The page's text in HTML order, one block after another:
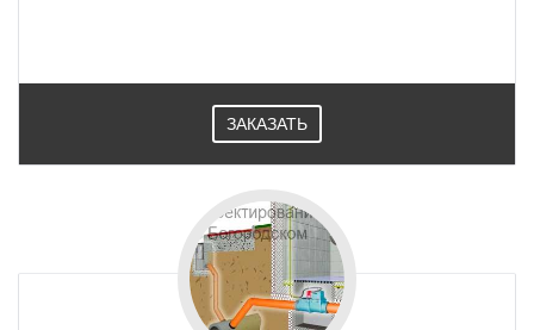
ЗАКАЗАТЬ